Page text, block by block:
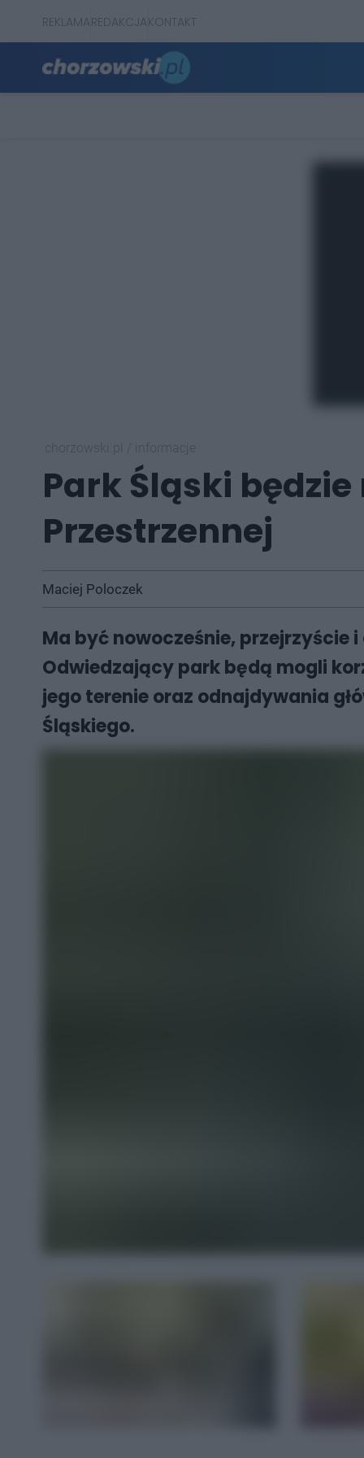
REKLAMAREDAKCJAKONTAKT
Park Śląski
Przestrzennej
Maciej Poloczek
Ma być nowocześnie, przejrzyście
Odwiedzający park będą mogli
jego terenie oraz odnajdywania
Śląskiego.